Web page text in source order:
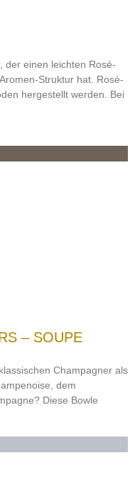
der einen leichten Rosé-
Struktur hat. Rosé-
hergestellt werden. Bei
– SOUPE
Champagner als
dem
Diese Bowle